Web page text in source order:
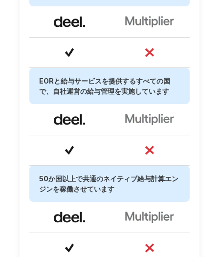
EORと給与サービスを提供するすべての国
で、自社運営の給与管理を実施しています
50か国以上で共通のネイティブ給与計算エン
ジンを稼働させています